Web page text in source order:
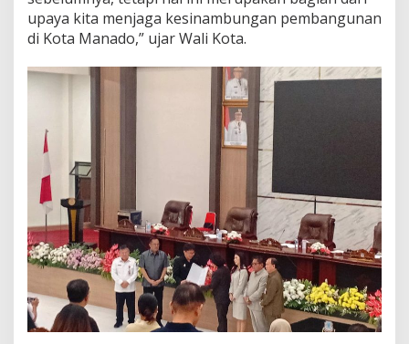
upaya kita menjaga kesinambungan pembangunan
di Kota Manado,” ujar Wali Kota.